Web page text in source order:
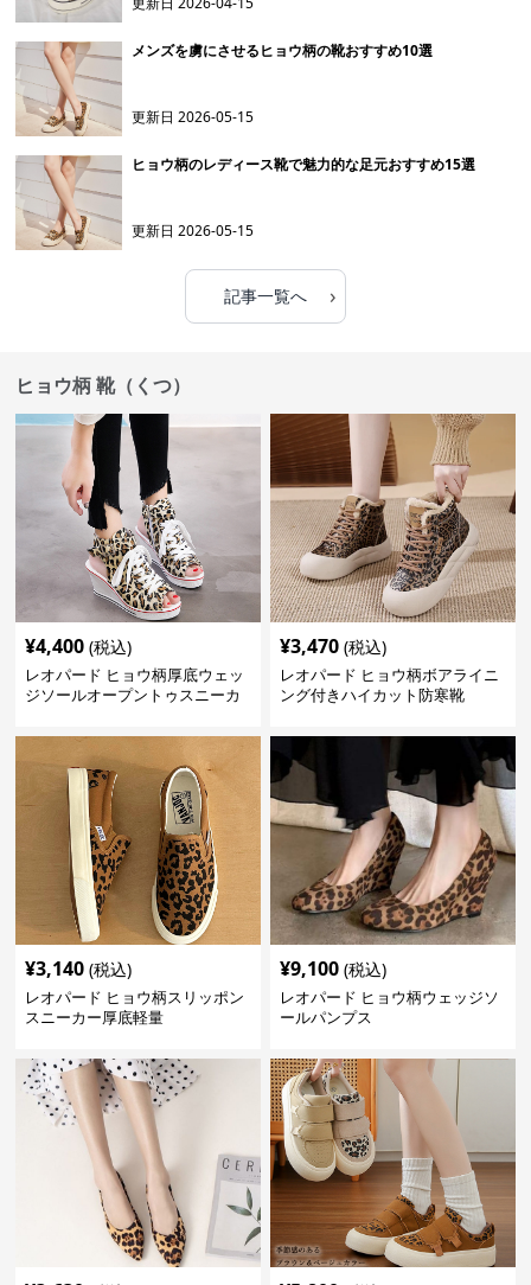
メンズを虜にさせるヒョウ柄の靴おすすめ10選
更新日2026-05-15
ヒョウ柄のレディース靴で魅力的な足元おすすめ15選
更新日2026-05-15
記事一覧へ ›
ヒョウ柄 靴（くつ）
¥4,400 (税込)
レオパード ヒョウ柄厚底ウェッ
ジソールオープントゥスニーカ
¥3,470 (税込)
レオパード ヒョウ柄ボアライニ
ング付きハイカット防寒靴
¥3,140 (税込)
レオパード ヒョウ柄スリッポン
スニーカー厚底軽量
¥9,100 (税込)
レオパード ヒョウ柄ウェッジソ
ールパンプス